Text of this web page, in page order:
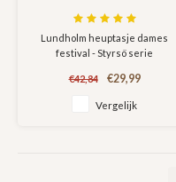
bag strap tassenriem
met schouderband
voor tas - cadeau voor
vriendin moederdag
cadeautje |
Styrsö serie
Lundholm heuptasje dames
festival - Styrsö serie
€42,84 €29,99
Vergelijk